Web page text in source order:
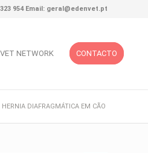
323 954 Email: geral@edenvet.pt
NETWORK CONTACTO
HERNIA DIAFRAGMÁTICA EM CÃO